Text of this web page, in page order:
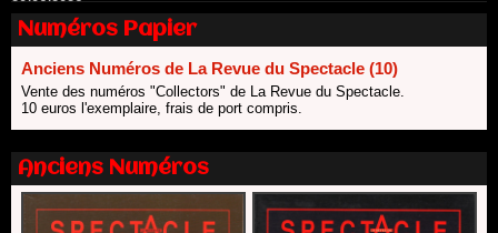
Les 10 lauréats du Fonds Grandes Formes Théâtre 2026
SACD
13/06/2026
Nomination de Nathalie Garraud et Olivier Saccomano à la
direction du Théâtre de Gennevilliers - CDN
Dispositif SACD Auteurs d'espaces : les lauréats 2026
18/03/2026
Numéros Papier
Anciens Numéros de La Revue du Spectacle (10)
Vente des numéros "Collectors" de La Revue du Spectacle.
10 euros l'exemplaire, frais de port compris.
Anciens Numéros